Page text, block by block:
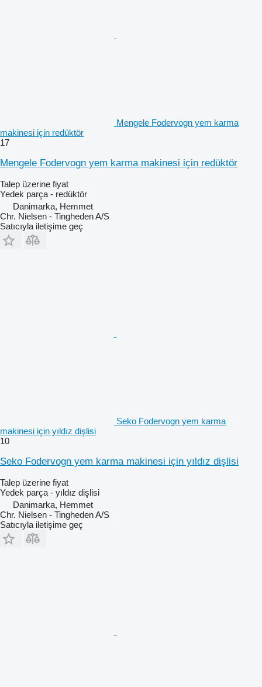
Mengele Fodervogn yem karma
makinesi için redüktör
17
Mengele Fodervogn yem karma makinesi için redüktör
Talep üzerine fiyat
Yedek parça - redüktör
Danimarka, Hemmet
Chr. Nielsen - Tingheden A/S
Satıcıyla iletişime geç
Seko Fodervogn yem karma
makinesi için yıldız dişlisi
10
Seko Fodervogn yem karma makinesi için yıldız dişlisi
Talep üzerine fiyat
Yedek parça - yıldız dişlisi
Danimarka, Hemmet
Chr. Nielsen - Tingheden A/S
Satıcıyla iletişime geç